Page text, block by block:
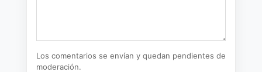
Los comentarios se envían y quedan pendientes de
moderación.